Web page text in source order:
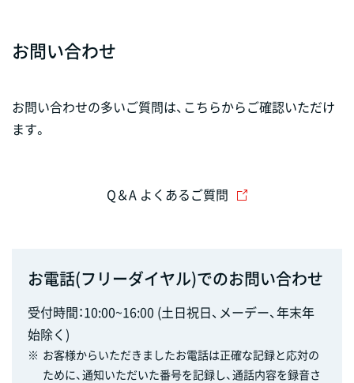
お問い合わせ
お問い合わせの多いご質問は、こちらからご確認いただけ
ます。
Q＆A よくあるご質問
お電話(フリーダイヤル)でのお問い合わせ
受付時間：10:00~16:00 (土日祝日、メーデー、年末年
始除く)
※ お客様からいただきましたお電話は正確な記録と応対の
ために、通知いただいた番号を記録し、通話内容を録音さ